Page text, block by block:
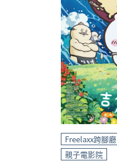
Freelaxx跨腳廳
親子電影院